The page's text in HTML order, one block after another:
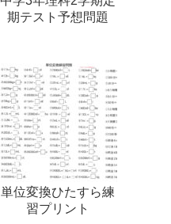
期テスト予想問題
単位変換ひたすら練
習プリント